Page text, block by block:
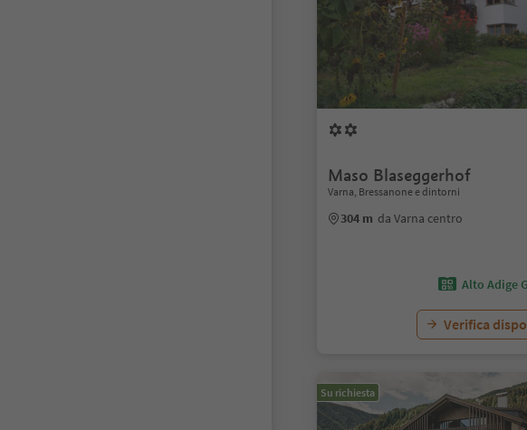
Maso Blaseggerhof
Varna, Bressanone e dintorni
304 m da Varna centro
Alto Adige
Verifica
Su richiesta